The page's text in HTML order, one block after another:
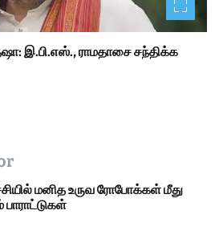
இ.பி.எஸ்., ராமதாசை சந்திக்க
மனித உருவ ரோபோக்கள் மீது